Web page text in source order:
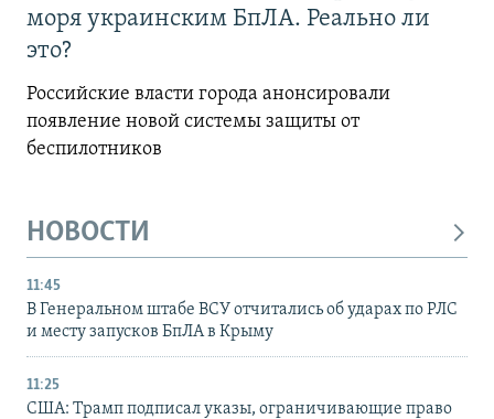
моря украинским БпЛА. Реально ли
это?
Российские власти города анонсировали
появление новой системы защиты от
беспилотников
НОВОСТИ
11:45
В Генеральном штабе ВСУ отчитались об ударах по РЛС
и месту запусков БпЛА в Крыму
11:25
США: Трамп подписал указы, ограничивающие право